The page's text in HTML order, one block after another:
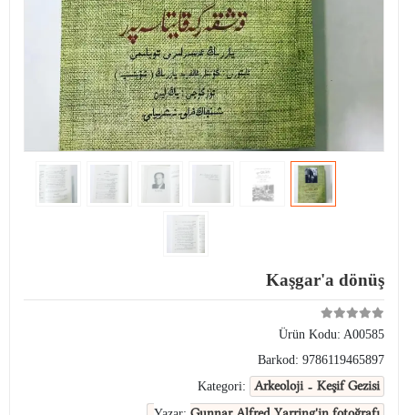
Kaşgar'a dönüş
Ürün Kodu: A00585
Barkod: 9786119465897
Kategori:
Arkeoloji - Keşif Gezisi